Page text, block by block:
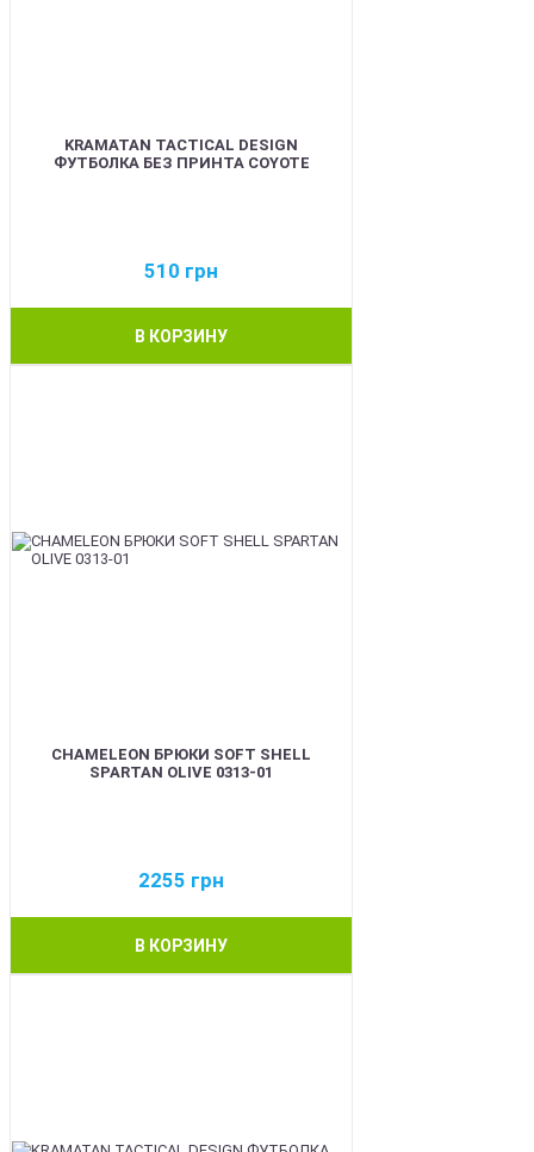
KRAMATAN TACTICAL DESIGN
ФУТБОЛКА БЕЗ ПРИНТА COYOTE
510 грн
В КОРЗИНУ
CHAMELEON БРЮКИ SOFT SHELL
SPARTAN OLIVE 0313-01
2255 грн
В КОРЗИНУ